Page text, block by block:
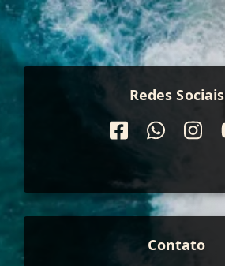
Redes Sociais
Contato